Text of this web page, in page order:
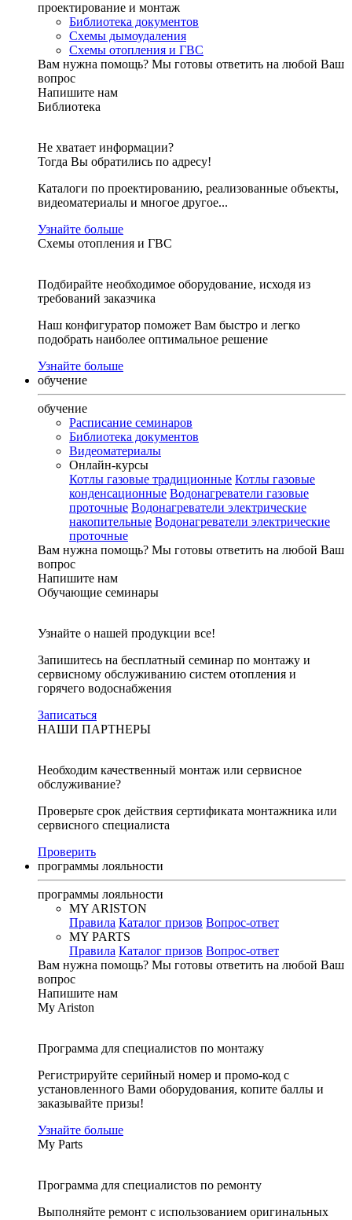
проектирование и монтаж
Библиотека документов
Схемы дымоудаления
Схемы отопления и ГВС
Вам нужна помощь? Мы готовы ответить на любой Ваш
вопрос
Напишите нам
Библиотека
Не хватает информации?
Тогда Вы обратились по адресу!
Каталоги по проектированию, реализованные объекты,
видеоматериалы и многое другое...
Узнайте больше
Схемы отопления и ГВС
Подбирайте необходимое оборудование, исходя из
требований заказчика
Наш конфигуратор поможет Вам быстро и легко
подобрать наиболее оптимальное решение
Узнайте больше
обучение
обучение
Расписание семинаров
Библиотека документов
Видеоматериалы
Онлайн-курсы
Котлы газовые традиционные Котлы газовые
конденсационные Водонагреватели газовые
проточные Водонагреватели электрические
накопительные Водонагреватели электрические
проточные
Вам нужна помощь? Мы готовы ответить на любой Ваш
вопрос
Напишите нам
Обучающие семинары
Узнайте о нашей продукции все!
Запишитесь на бесплатный семинар по монтажу и
сервисному обслуживанию систем отопления и
горячего водоснабжения
Записаться
НАШИ ПАРТНЕРЫ
Необходим качественный монтаж или сервисное
обслуживание?
Проверьте срок действия сертификата монтажника или
сервисного специалиста
Проверить
программы лояльности
программы лояльности
MY ARISTON
Правила Каталог призов Вопрос-ответ
MY PARTS
Правила Каталог призов Вопрос-ответ
Вам нужна помощь? Мы готовы ответить на любой Ваш
вопрос
Напишите нам
My Ariston
Программа для специалистов по монтажу
Регистрируйте серийный номер и промо-код с
установленного Вами оборудования, копите баллы и
заказывайте призы!
Узнайте больше
My Parts
Программа для специалистов по ремонту
Выполняйте ремонт с использованием оригинальных